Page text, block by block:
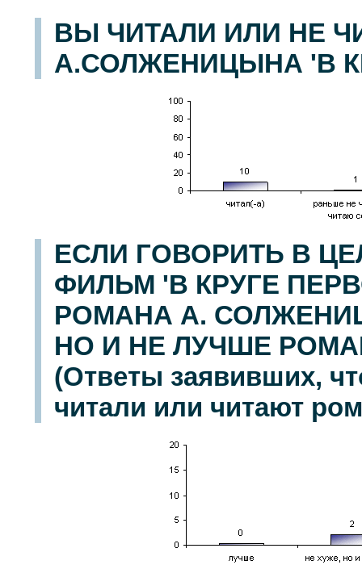
ВЫ ЧИТАЛИ ИЛИ НЕ
А.СОЛЖЕНИЦЫНА 'В
ЕСЛИ ГОВОРИТЬ В
ФИЛЬМ 'В КРУГЕ
РОМАНА А.
НО И НЕ ЛУЧШЕ
(Ответы заявивших,
читали или читают